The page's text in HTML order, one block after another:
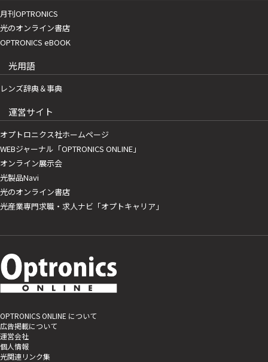
月刊OPTRONICS
光のオンライン書店
OPTRONICS eBOOK
光用語
レンズ辞典＆事典
運営サイト
オプトロニクス社ホームページ
WEBジャーナル「OPTRONICS ONLINE」
オンライン展示会
光製品Navi
光のオンライン書店
光産業専門求職・求人ナビ「オプトキャリア」
OPTRONICS ONLINE について
広告掲載について
運営会社
個人情報
光関連リンク集